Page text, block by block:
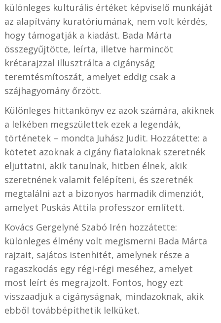
különleges kulturális értéket képviselő munkáját
az alapítvány kuratóriumának, nem volt kérdés,
hogy támogatják a kiadást. Bada Márta
összegyűjtötte, leírta, illetve harmincöt
krétarajzzal illusztrálta a cigányság
teremtésmítoszát, amelyet eddig csak a
szájhagyomány őrzött.
Különleges hittankönyv ez azok számára, akiknek
a lelkében megszülettek ezek a legendák,
történetek – mondta Juhász Judit. Hozzátette: a
kötetet azoknak a cigány fiataloknak szeretnék
eljuttatni, akik tanulnak, hitben élnek, akik
szeretnének valamit felépíteni, és szeretnék
megtalálni azt a bizonyos harmadik dimenziót,
amelyet Puskás Attila professzor említett.
Kovács Gergelyné Szabó Irén hozzátette:
különleges élmény volt megismerni Bada Márta
rajzait, sajátos istenhitét, amelynek része a
ragaszkodás egy régi-régi meséhez, amelyet
most leírt és megrajzolt. Fontos, hogy ezt
visszaadjuk a cigányságnak, mindazoknak, akik
ebből továbbépíthetik lelküket.